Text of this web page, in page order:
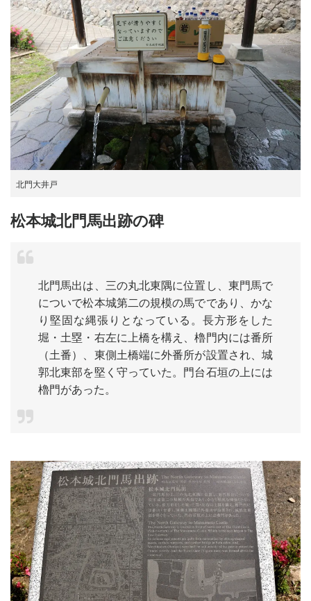
北門大井戸
松本城北門馬出跡の碑
北門馬出は、三の丸北東隅に位置し、東門馬で
についで松本城第二の規模の馬でであり、かな
り堅固な縄張りとなっている。長方形をした
堀・土塁・右左に上橋を構え、櫓門内には番所
（土番）、東側土橋端に外番所が設置され、城
郭北東部を堅く守っていた。門台石垣の上には
櫓門があった。